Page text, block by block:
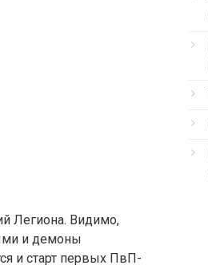
Легиона. Видимо,
и демоны
и старт первых ПвП-